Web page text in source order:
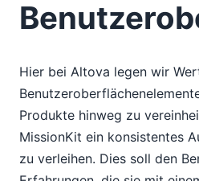
Hier bei Altova legen wir
Produkte hinweg zu
MissionKit ein konsistentes
zu verleihen. Dies soll den